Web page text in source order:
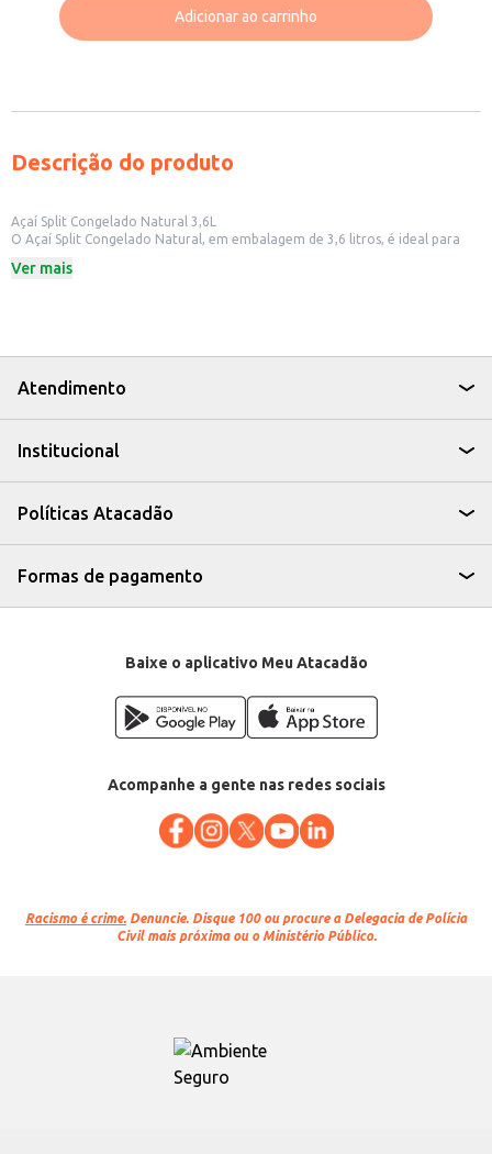
Adicionar ao carrinho
Descrição do produto
Açaí Split Congelado Natural 3,6L
O Açaí Split Congelado Natural, em embalagem de 3,6 litros, é ideal para
como sorveterias, lanchonetes e quiosques, o açaí já vem pronto para o
Sirva em taças ou potes para consumo imediato.
Ideal para revenda em pequenos comércios.
Com o Açaí Split Congelado Natural, você oferece um produto saboroso e
Ver mais
Atendimento
Institucional
Políticas Atacadão
Formas de pagamento
Baixe o aplicativo Meu Atacadão
Acompanhe a gente nas redes sociais
Racismo é crime. Denuncie. Disque 100 ou procure a Delegacia de Polícia
Civil mais próxima ou o Ministério Público.